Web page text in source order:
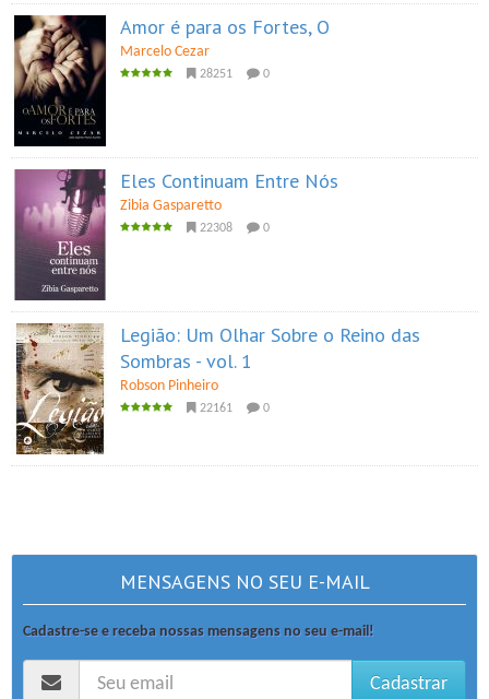
Amor é para os Fortes, O
Marcelo Cezar
28251 0
Eles Continuam Entre Nós
Zibia Gasparetto
22308 0
Legião: Um Olhar Sobre o Reino das
Sombras - vol. 1
Robson Pinheiro
22161 0
MENSAGENS NO SEU E-MAIL
Cadastre-se e receba nossas mensagens no seu e-mail!
Cadastrar